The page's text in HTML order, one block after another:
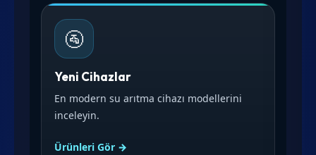
🚰
Yeni Cihazlar
En modern su arıtma cihazı modellerini
inceleyin.
Ürünleri Gör →